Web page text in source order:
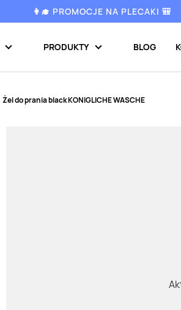
👩‍🎓 PROMOCJE NA PLECAKI 🎒
PRODUKTY BLOG
Żel do prania black KONIGLICHE WASCHE